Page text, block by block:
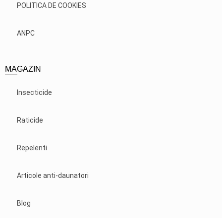
POLITICA DE COOKIES
ANPC
MAGAZIN
Insecticide
Raticide
Repelenti
Articole anti-daunatori
Blog